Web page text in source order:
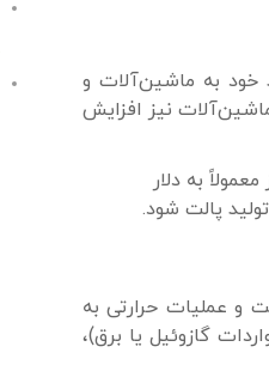
خود به ماشین‌آلات و
نیز افزایش
به دلار
پالت شود.
و عملیات حرارتی به
گازوئیل یا برق)،